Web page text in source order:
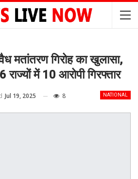
मतांतरण गिरोह का खुलासा,
में 10 आरोपी गिरफ्तार
NATIONAL
Jul 19, 2025 8